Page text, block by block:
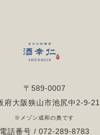
〒589-0007
府大阪狭山市池尻中2-9-21
※メゾン成和の奥です
電話番号 / 072-289-8783